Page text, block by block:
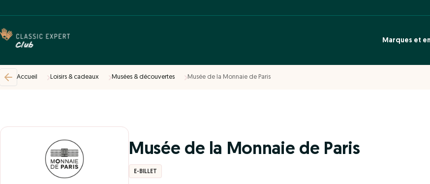
Marques et
Accueil Loisirs & cadeaux Musées & découvertes Musée de la Monnaie de Paris
Musée de la Monnaie de Paris
E-BILLET